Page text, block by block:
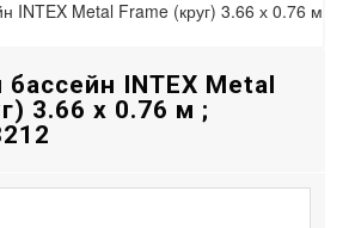
INTEX Metal
3.66 х 0.76 м ;